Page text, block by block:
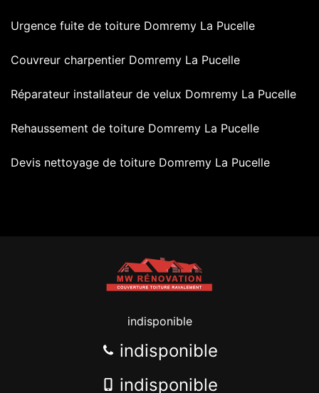
Urgence fuite de toiture Domremy La Pucelle
Couvreur charpentier Domremy La Pucelle
Réparateur installateur de velux Domremy La Pucelle
Rehaussement de toiture Domremy La Pucelle
Devis nettoyage de toiture Domremy La Pucelle
indisponible
indisponible
indisponible